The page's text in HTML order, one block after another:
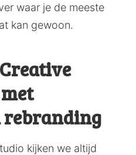
waar je de meeste
kan gewoon.
rebranding
kijken we altijd